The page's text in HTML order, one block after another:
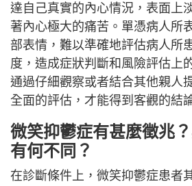
達自己真實的內心情況，表面上
著內心極大的痛苦。單憑病人所
部表情，難以準確地評估病人所
度，造成症狀判斷和風險評估上
通過仔細觀察或者結合其他親人
全面的評估，才能得到客觀的結
微笑抑鬱症有甚麼徵兆
有何不同？
在診斷條件上，微笑抑鬱症患者